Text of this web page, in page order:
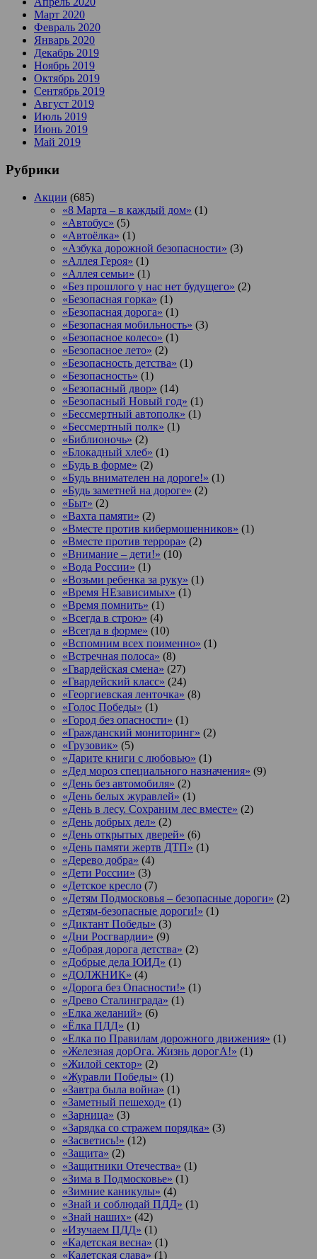
Март 2020
Февраль 2020
Январь 2020
Декабрь 2019
Ноябрь 2019
Октябрь 2019
Сентябрь 2019
Август 2019
Июль 2019
Июнь 2019
Май 2019
Рубрики
Акции (685)
«8 Марта – в каждый дом» (1)
«Автобус» (5)
«Автоёлка» (1)
«Азбука дорожной безопасности» (3)
«Аллея Героя» (1)
«Аллея семьи» (1)
«Без прошлого у нас нет будущего» (2)
«Безопасная горка» (1)
«Безопасная дорога» (1)
«Безопасная мобильность» (3)
«Безопасное колесо» (1)
«Безопасное лето» (2)
«Безопасность детства» (1)
«Безопасность» (1)
«Безопасный двор» (14)
«Безопасный Новый год» (1)
«Бессмертный автополк» (1)
«Бессмертный полк» (1)
«Библионочь» (2)
«Блокадный хлеб» (1)
«Будь в форме» (2)
«Будь внимателен на дороге!» (1)
«Будь заметней на дороге» (2)
«Быт» (2)
«Вахта памяти» (2)
«Вместе против кибермошенников» (1)
«Вместе против террора» (2)
«Внимание – дети!» (10)
«Вода России» (1)
«Возьми ребенка за руку» (1)
«Время НЕзависимых» (1)
«Время помнить» (1)
«Всегда в строю» (4)
«Всегда в форме» (10)
«Вспомним всех поименно» (1)
«Встречная полоса» (8)
«Гвардейская смена» (27)
«Гвардейский класс» (24)
«Георгиевская ленточка» (8)
«Голос Победы» (1)
«Город без опасности» (1)
«Гражданский мониторинг» (2)
«Грузовик» (5)
«Дарите книги с любовью» (1)
«Дед мороз специального назначения» (9)
«День без автомобиля» (2)
«День белых журавлей» (1)
«День в лесу. Сохраним лес вместе» (2)
«День добрых дел» (2)
«День открытых дверей» (6)
«День памяти жертв ДТП» (1)
«Дерево добра» (4)
«Дети России» (3)
«Детское кресло (7)
«Детям Подмосковья – безопасные дороги» (2)
«Детям-безопасные дороги!» (1)
«Диктант Победы» (3)
«Дни Росгвардии» (9)
«Добрая дорога детства» (2)
«Добрые дела ЮИД» (1)
«ДОЛЖНИК» (4)
«Дорога без Опасности!» (1)
«Древо Сталинграда» (1)
«Елка желаний» (6)
«Ёлка ПДД» (1)
«Елка по Правилам дорожного движения» (1)
«Железная дорОга. Жизнь дорогА!» (1)
«Жилой сектор» (2)
«Журавли Победы» (1)
«Завтра была война» (1)
«Заметный пешеход» (1)
«Зарница» (3)
«Зарядка со стражем порядка» (3)
«Засветись!» (12)
«Защита» (2)
«Защитники Отечества» (1)
«Зима в Подмосковье» (1)
«Зимние каникулы» (4)
«Знай и соблюдай ПДД» (1)
«Знай наших» (42)
«Изучаем ПДД» (1)
«Кадетская весна» (1)
«Кадетская слава» (1)